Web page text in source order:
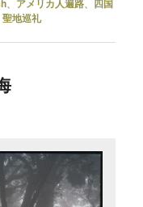
アメリカ人遍路
四国
、聖地巡礼